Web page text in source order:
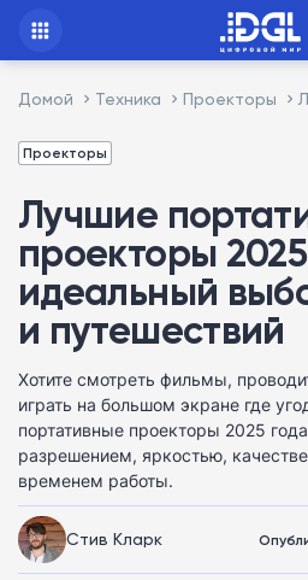
Домой Техника Проекторы
Проекторы
Лучшие
проекторы
идеальный
и путешествий
Хотите смотреть фильмы,
играть на большом экране где
портативные проекторы 2025
разрешением, яркостью,
временем работы.
Стив Кларк